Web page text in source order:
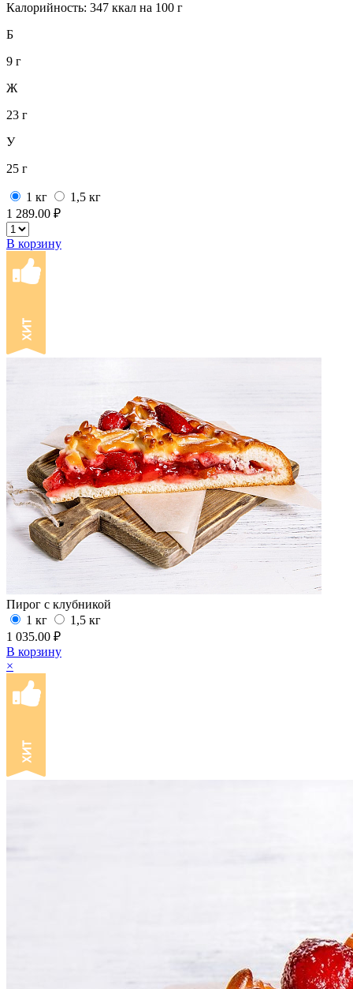
Калорийность: 347 ккал на 100 г
Б
9 г
Ж
23 г
У
25 г
1 кг
1,5 кг
1 289.00 ₽
В корзину
Пирог с клубникой
1 кг
1,5 кг
1 035.00 ₽
В корзину
×